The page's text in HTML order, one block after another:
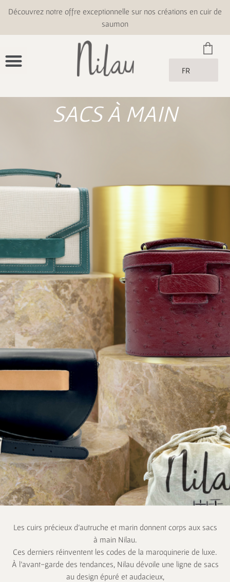
Découvrez notre offre exceptionnelle sur nos créations en cuir de
saumon
FR
SACS À MAIN
Les cuirs précieux d’autruche et marin donnent corps aux sacs
à main Nilau.
Ces derniers réinventent les codes de la maroquinerie de luxe.
À l’avant-garde des tendances, Nilau dévoile une ligne de sacs
au design épuré et audacieux,